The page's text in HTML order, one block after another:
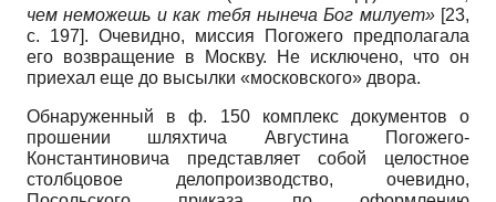
чем неможешь и как тебя нынеча Бог милует» [23,
с. 197]. Очевидно, миссия Погожего предполагала
его возвращение в Москву. Не исключено, что он
приехал еще до высылки «московского» двора.
Обнаруженный в ф. 150 комплекс документов о
прошении шляхтича Августина Погожего-
Константиновича представляет собой целостное
столбцовое делопроизводство, очевидно,